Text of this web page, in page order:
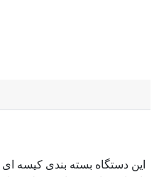
این دستگاه بسته بندی کیسه